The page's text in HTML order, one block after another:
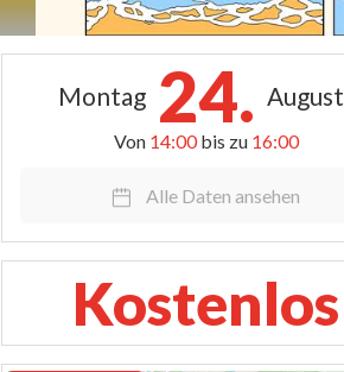
Montag 24. August
Von 14:00bis zu 16:00
Alle Daten ansehen
Kostenlos